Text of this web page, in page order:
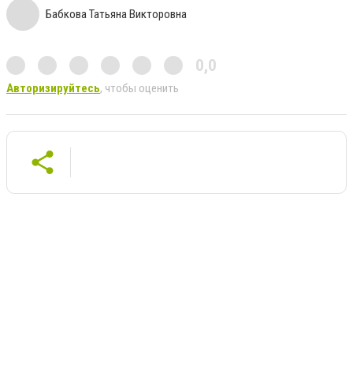
Бабкова Татьяна Викторовна
0,0
Авторизируйтесь, чтобы оценить